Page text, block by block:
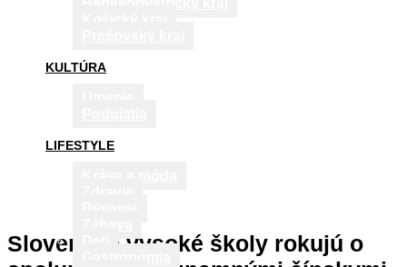
KULTÚRA
LIFESTYLE
Slovenské vysoké školy rokujú o